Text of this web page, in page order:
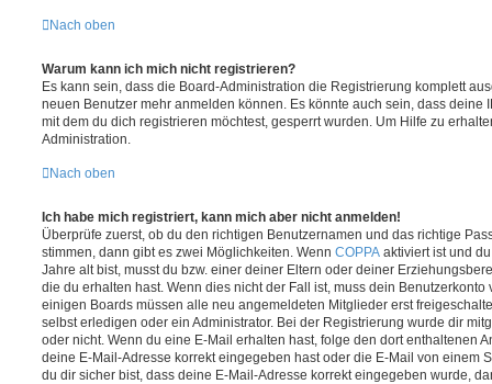
Nach oben
Warum kann ich mich nicht registrieren?
Es kann sein, dass die Board-Administration die Registrierung komplett
neuen Benutzer mehr anmelden können. Es könnte auch sein, dass deine
mit dem du dich registrieren möchtest, gesperrt wurden. Um Hilfe zu
Administration.
Nach oben
Ich habe mich registriert, kann mich aber nicht anmelden!
Überprüfe zuerst, ob du den richtigen Benutzernamen und das richtige
stimmen, dann gibt es zwei Möglichkeiten. Wenn COPPA aktiviert ist und
Jahre alt bist, musst du bzw. einer deiner Eltern oder deiner
die du erhalten hast. Wenn dies nicht der Fall ist, muss dein
einigen Boards müssen alle neu angemeldeten Mitglieder erst
selbst erledigen oder ein Administrator. Bei der Registrierung wurde dir
oder nicht. Wenn du eine E-Mail erhalten hast, folge den dort enthaltenen
deine E-Mail-Adresse korrekt eingegeben hast oder die E-Mail von einem
du dir sicher bist, dass deine E-Mail-Adresse korrekt eingegeben wurde,